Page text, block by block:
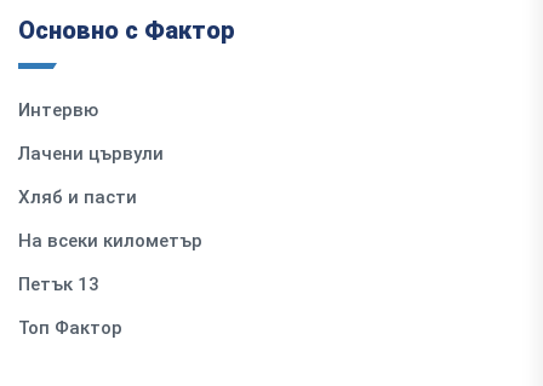
Основно с Фактор
Интервю
Лачени цървули
Хляб и пасти
На всеки километър
Петък 13
Топ Фактор